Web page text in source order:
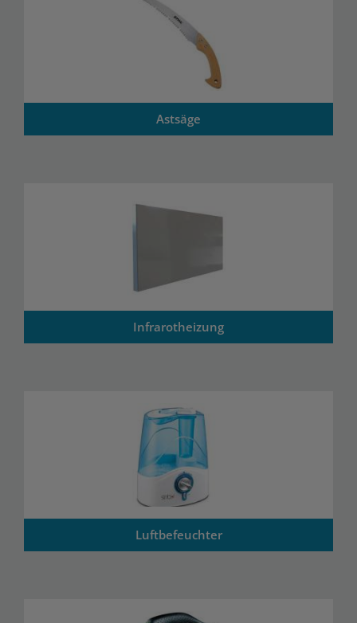
Astsäge
Infrarotheizung
Luftbefeuchter